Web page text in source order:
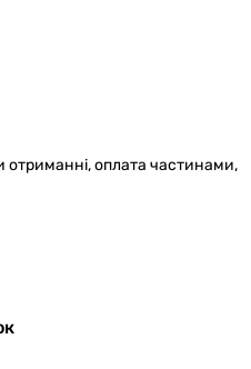
отриманні, оплата частинами,